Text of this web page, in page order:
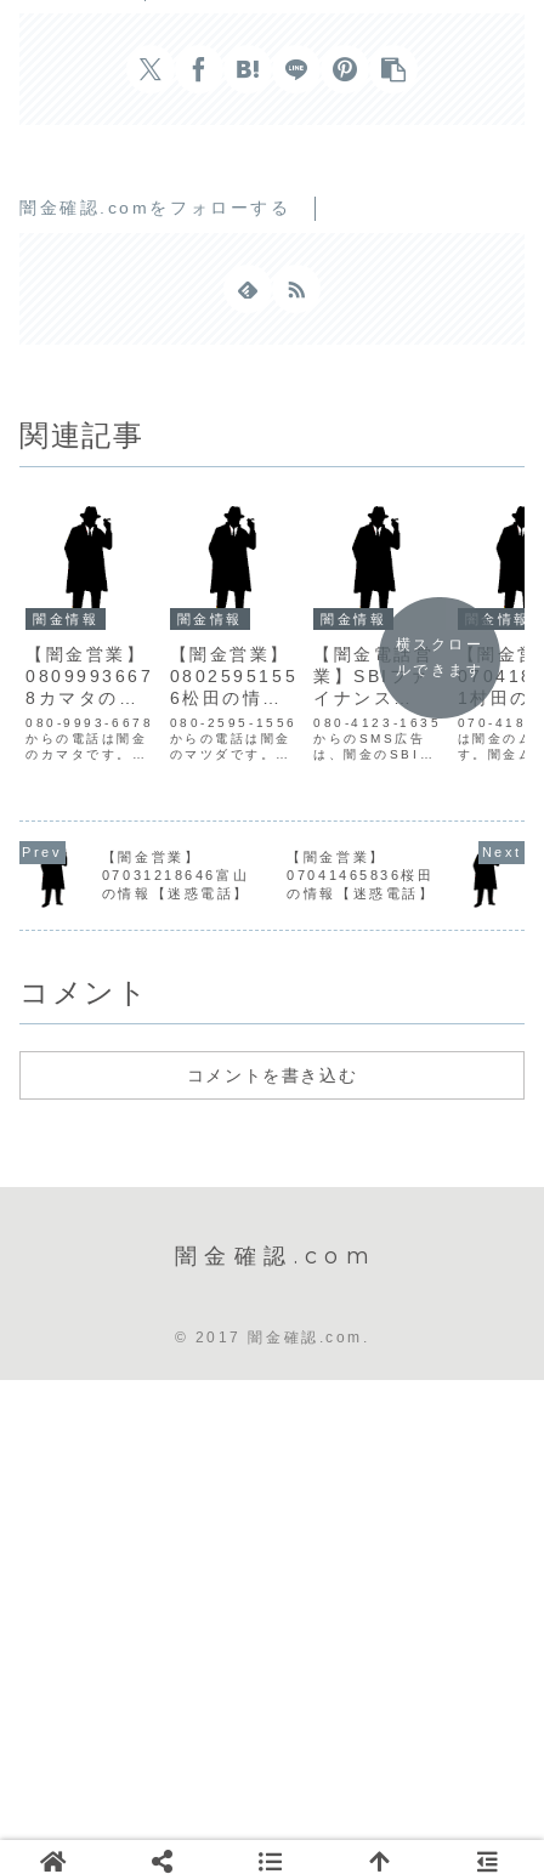
闇金確認.comをフォローする
関連記事
闇金情報
【闇金営業】
0809993667
8カマタの情
報【迷惑電
話】
080-9993-6678
からの電話は闇金
のカマタです。闇
信用情報がありま
せん。電話越しで
はとても丁寧です
が、闇金です。最
初は丁寧な対応で
も、都合が悪くな
闇金情報
【闇金営業】
0802595155
6松田の情報
【迷惑電話】
080-2595-1556
からの電話は闇金
のマツダです。闇
で元本の10割を利
息として要求して
くるヤミ金です。
貸金業登録もな
りません。取り立
闇金情報
【闇金電話営
業】SBIファ
イナンス
0804123163
5の情報
080-4123-1635
からのSMS広告
は、闇金のSBIフ
ますが、SBIグル
ープとは一切関係
のない闇金です。
このような大企業
などする...
闇金情報
【闇金営
1村田の
【迷惑電
070-
は闇金のム
す。闇金ム
以上の利息
してくるヤ
す。貸金業
なく、信用
ありません
立て時は攻
横スクロー
ルできます
【闇金営業】
07031218646富山
の情報【迷惑電話】
【闇金営業】
07041465836桜田
の情報【迷惑電話】
コメント
コメントを書き込む
闇金確認.com
© 2017 闇金確認.com.